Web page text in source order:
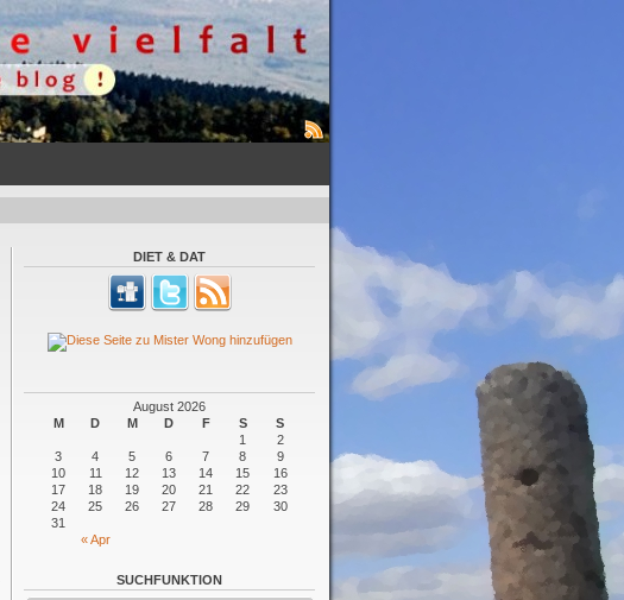
DIET & DAT
August 2026
M
D M D F S S
« Apr
1
2
3
4 5 6 7 8
9
10
11 12 13 14 15
16
17
18 19 20 21 22
23
24
25 26 27 28 29
30
31
SUCHFUNKTION